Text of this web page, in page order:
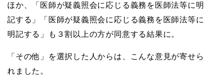
ほか、「医師が疑義照会に応じる義務を医師法等に明
記する」「医師が疑義照会に応じる義務を医師法等に
明記する」も３割以上の方が同意する結果に。
「その他」を選択した人からは、こんな意見が寄せら
れました。